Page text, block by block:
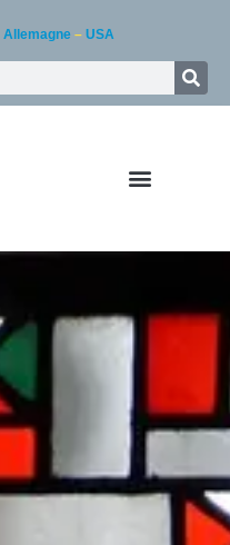
Allemagne – USA